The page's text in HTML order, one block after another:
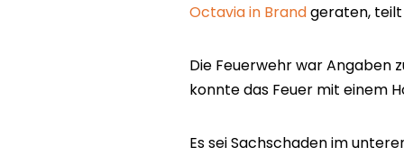
Octavia in Brandgeraten, teilt
Die Feuerwehr war Angaben
konnte das Feuer mit einem
Es sei Sachschaden im